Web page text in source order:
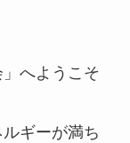
へようこそ
ギーが満ち